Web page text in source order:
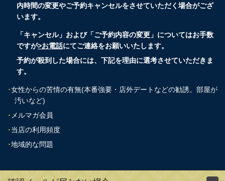
内時間の変更やご予約キャンセルをさせていただく場合がござ
います。
「キャンセル」および「ご予約内容の変更」についてはお手数
ですが>お電話にてご連絡をお願いいたします。
予約が殺到した場合には、下記を理由に選考させていただきま
す。
･女性からの苦情の有無(本番強要・店外デートなどの勧誘。部屋が
汚いなど)
･ メルマガ会員
･当店の利用頻度
･地域的な問題